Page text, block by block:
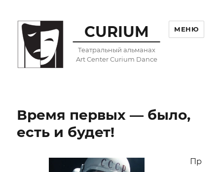
CURIUM
Театральный альманах
Art Center Curium Dance
МЕНЮ
Время первых — было,
есть и будет!
Пр